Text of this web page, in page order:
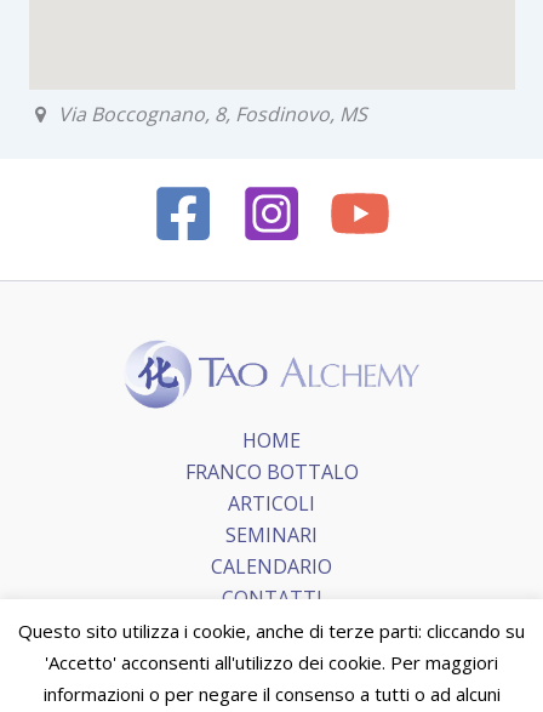
Via Boccognano, 8, Fosdinovo, MS
HOME
FRANCO BOTTALO
ARTICOLI
SEMINARI
CALENDARIO
CONTATTI
Copyright © 2026 Tao Alchemy.Terms and Conditions|
Questo sito utilizza i cookie, anche di terze parti: cliccando su
'Accetto' acconsenti all'utilizzo dei cookie. Per maggiori
informazioni o per negare il consenso a tutti o ad alcuni